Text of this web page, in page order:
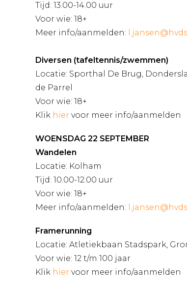
Tijd: 13.00-14.00 uur
Voor wie: 18+
Meer info/aanmelden:
Diversen (tafeltennis/zwemmen)
Locatie: Sporthal De Brug,
de Parrel
Voor wie: 18+
Klik hier voor meer info/aanmelden
WOENSDAG 22 SEPTEMBER
Wandelen
Locatie: Kolham
Tijd: 10.00-12.00 uur
Voor wie: 18+
Meer info/aanmelden:
Framerunning
Locatie: Atletiekbaan Stadspark,
Voor wie: 12 t/m 100 jaar
Klik hier voor meer info/aanmelden